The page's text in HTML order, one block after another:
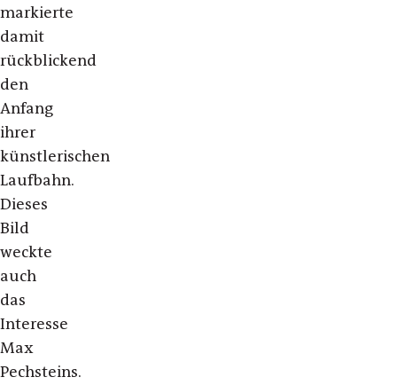
markierte
damit
rückblickend
den
Anfang
ihrer
künstlerischen
Laufbahn.
Dieses
Bild
weckte
auch
das
Interesse
Max
Pechsteins.